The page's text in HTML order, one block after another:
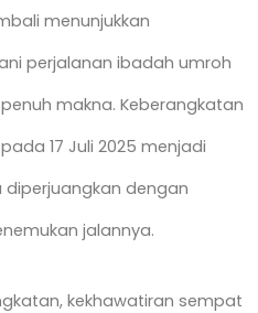
menunjukkan
perjalanan ibadah umroh
makna. Keberangkatan
17 Juli 2025 menjadi
dengan
jalannya.
kekhawatiran sempat